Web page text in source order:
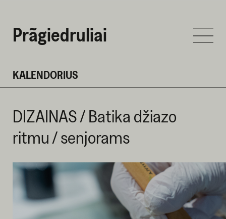
Prãgiedruliai
KALENDORIUS
DIZAINAS / Batika džiazo
ritmu / senjorams
LAPKRIČIO 11 D. 2025